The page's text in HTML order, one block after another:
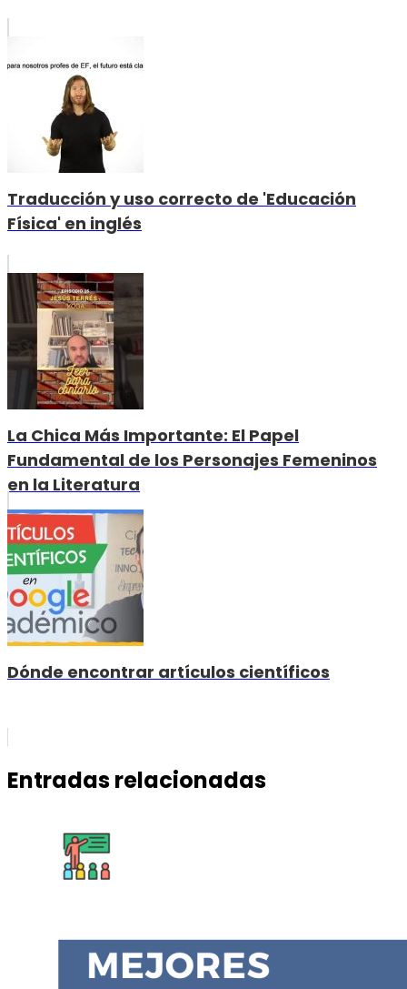
Traducción y uso correcto de 'Educación
Física' en inglés
La Chica Más Importante: El Papel
Fundamental de los Personajes Femeninos
en la Literatura
Dónde encontrar artículos científicos
Entradas relacionadas